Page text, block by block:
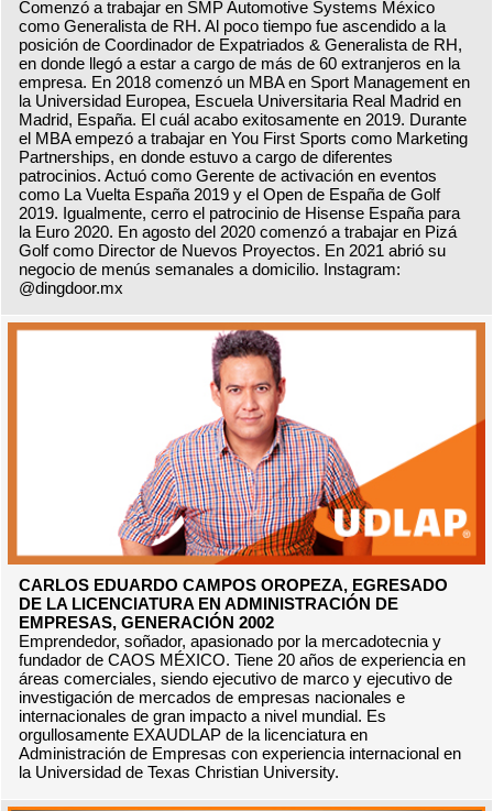
Comenzó a trabajar en SMP Automotive Systems México
como Generalista de RH. Al poco tiempo fue ascendido a la
posición de Coordinador de Expatriados & Generalista de RH,
en donde llegó a estar a cargo de más de 60 extranjeros en la
empresa. En 2018 comenzó un MBA en Sport Management en
la Universidad Europea, Escuela Universitaria Real Madrid en
Madrid, España. El cuál acabo exitosamente en 2019. Durante
el MBA empezó a trabajar en You First Sports como Marketing
Partnerships, en donde estuvo a cargo de diferentes
patrocinios. Actuó como Gerente de activación en eventos
como La Vuelta España 2019 y el Open de España de Golf
2019. Igualmente, cerro el patrocinio de Hisense España para
la Euro 2020. En agosto del 2020 comenzó a trabajar en Pizá
Golf como Director de Nuevos Proyectos. En 2021 abrió su
negocio de menús semanales a domicilio. Instagram:
@dingdoor.mx
CARLOS EDUARDO CAMPOS OROPEZA, EGRESADO
DE LA LICENCIATURA EN ADMINISTRACIÓN DE
EMPRESAS, GENERACIÓN 2002
Emprendedor, soñador, apasionado por la mercadotecnia y
fundador de CAOS MÉXICO. Tiene 20 años de experiencia en
áreas comerciales, siendo ejecutivo de marco y ejecutivo de
investigación de mercados de empresas nacionales e
internacionales de gran impacto a nivel mundial. Es
orgullosamente EXAUDLAP de la licenciatura en
Administración de Empresas con experiencia internacional en
la Universidad de Texas Christian University.